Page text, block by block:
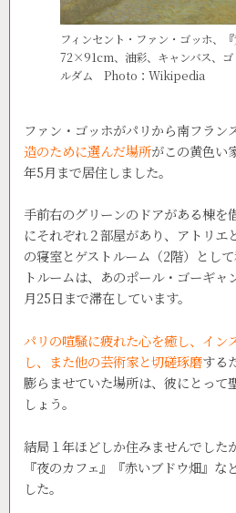
フィンセント・ファン・ゴッホ、
72×91cm、油彩、キャンバス、ゴ
ルダム Photo：Wikipedia
ファン・ゴッホがパリから南フラン
造のために選んだ場所がこの黄色い
年5月まで居住しました。
手前右のグリーンのドアがある棟を
にそれぞれ２部屋があり、アトリエ
の寝室とゲストルーム（2階）とし
トルームは、あのポール・ゴーギャ
月25日まで滞在しています。
パリの喧騒に疲れた心を癒し、イン
し、また他の芸術家と切磋琢磨する
膨らませていた場所は、彼にとって
しょう。
結局１年ほどしか住みませんでした
『夜のカフェ』『赤いブドウ畑』な
した。